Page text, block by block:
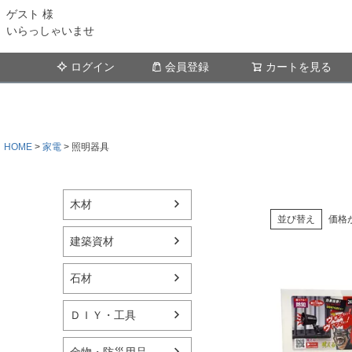
ゲスト 様
いらっしゃいませ
ログイン 会員登録 カートを見る
HOME 家電 照明器具
木材
建築資材
石材
ＤＩＹ・工具
並び替え 価格